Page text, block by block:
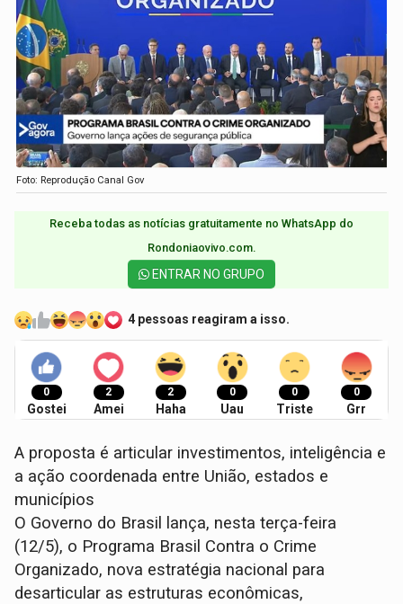
Foto: Reprodução Canal Gov
Receba todas as notícias gratuitamente no WhatsApp do
Rondoniaovivo.com.​
ENTRAR NO GRUPO
4 pessoas reagiram a isso.
0
Gostei
2
Amei
2
Haha
0
Uau
0
Triste
0
Grr
A proposta é articular investimentos, inteligência e
a ação coordenada entre União, estados e
municípios
O Governo do Brasil lança, nesta terça-feira
(12/5), o Programa Brasil Contra o Crime
Organizado, nova estratégia nacional para
desarticular as estruturas econômicas,